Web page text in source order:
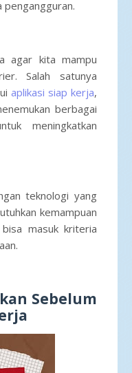
agar kita mampu
Salah satunya
aplikasi siap kerja,
berbagai
meningkatkan
teknologi yang
kemampuan
masuk kriteria
Sebelum